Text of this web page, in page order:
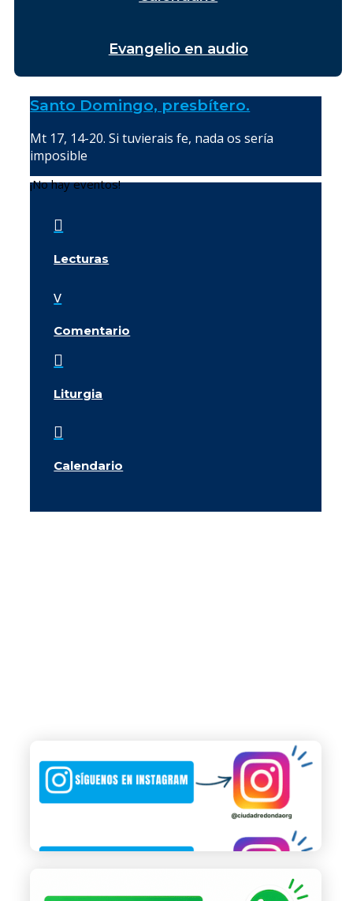
Evangelio en audio
Santo Domingo, presbítero.
Mt 17, 14-20. Si tuvierais fe, nada os sería
imposible
¡No hay eventos!

Lecturas
v
Comentario

Liturgia

Calendario